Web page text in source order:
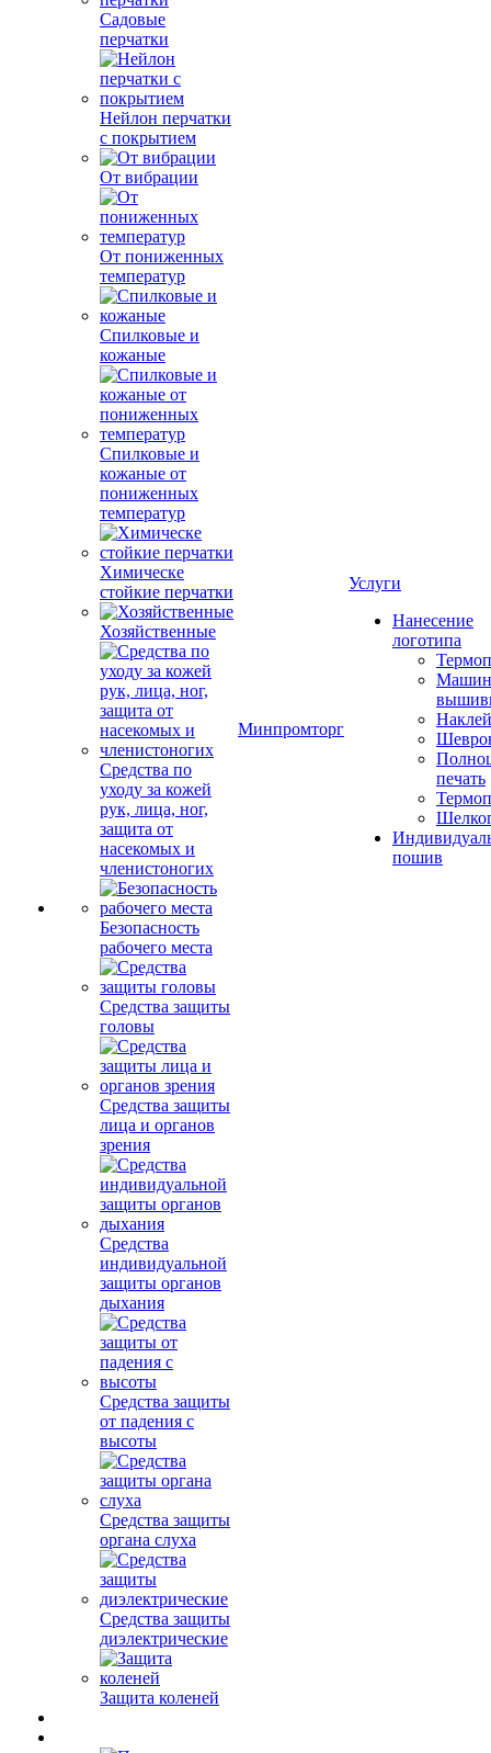
Садовые
перчатки
Нейлон перчатки
с покрытием
От вибрации
От пониженных
температур
Спилковые и
кожаные
Спилковые и
кожаные от
пониженных
температур
Химическе
стойкие перчатки
Хозяйственные
Средства по
уходу за кожей
рук, лица, ног,
защита от
насекомых и
членистоногих
Безопасность
рабочего места
Средства защиты
головы
Средства защиты
лица и органов
зрения
Средства
индивидуальной
защиты органов
дыхания
Средства защиты
от падения с
высоты
Средства защиты
органа слуха
Средства защиты
диэлектрические
Защита коленей
Минпромторг
Услуги
Нанесение
логотипа
печать
пошив